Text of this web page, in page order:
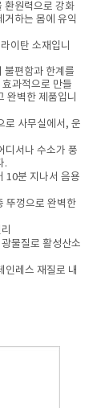
환원력으로 강화
하는 몸에 유익
이탄 소재입니
불편함과 한계를
과적으로 만들
완벽한 제품입니
로 사무실에서, 운
디서나 수소가 풍
.
10분 지나서 음용
뚜껑으로 완벽한
물질로 활성산소
인레스 재질로 내